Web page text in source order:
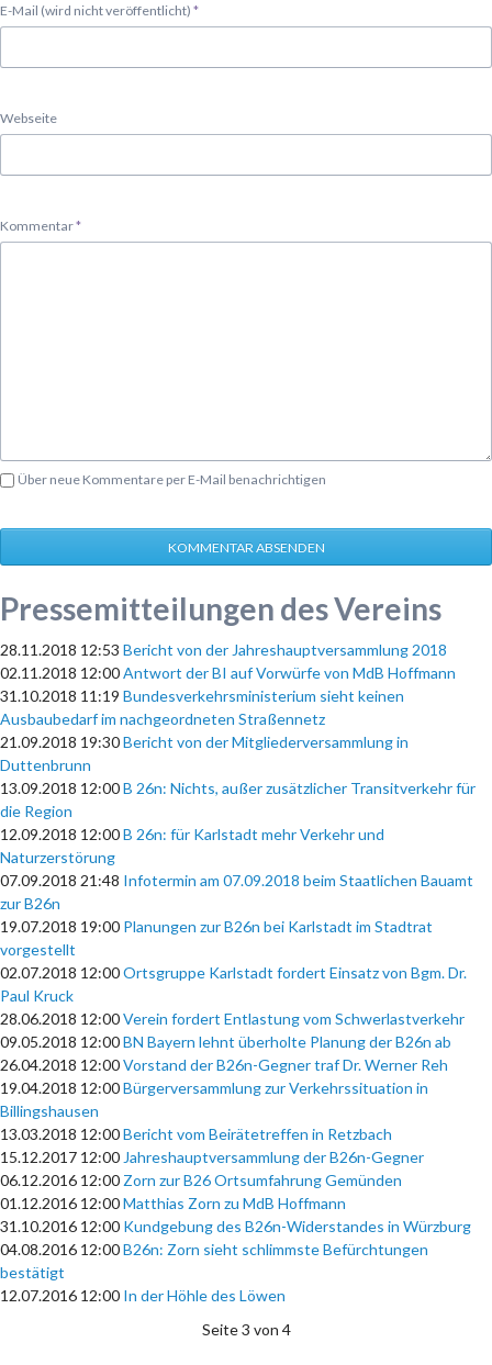
Pflichtfeld
E-Mail (wird nicht veröffentlicht) *
Webseite
Pflichtfeld
Kommentar*
Über neue Kommentare per E-Mail benachrichtigen
KOMMENTAR ABSENDEN
Pressemitteilungen des Vereins
28.11.2018 12:53 Bericht von der Jahreshauptversammlung 2018
02.11.2018 12:00Antwort der BI auf Vorwürfe von MdB Hoffmann
31.10.2018 11:19 Bundesverkehrsministerium sieht keinen
Ausbaubedarf im nachgeordneten Straßennetz
21.09.2018 19:30Bericht von der Mitgliederversammlung in
Duttenbrunn
13.09.2018 12:00B 26n: Nichts, außer zusätzlicher Transitverkehr für
die Region
12.09.2018 12:00B 26n: für Karlstadt mehr Verkehr und
Naturzerstörung
07.09.2018 21:48 Infotermin am 07.09.2018 beim Staatlichen Bauamt
zur B26n
19.07.2018 19:00 Planungen zur B26n bei Karlstadt im Stadtrat
vorgestellt
02.07.2018 12:00Ortsgruppe Karlstadt fordert Einsatz von Bgm. Dr.
Paul Kruck
28.06.2018 12:00Verein fordert Entlastung vom Schwerlastverkehr
09.05.2018 12:00BN Bayern lehnt überholte Planung der B26n ab
26.04.2018 12:00Vorstand der B26n-Gegner traf Dr. Werner Reh
19.04.2018 12:00Bürgerversammlung zur Verkehrssituation in
Billingshausen
13.03.2018 12:00Bericht vom Beirätetreffen in Retzbach
15.12.2017 12:00 Jahreshauptversammlung der B26n-Gegner
06.12.2016 12:00 Zorn zur B26 Ortsumfahrung Gemünden
01.12.2016 12:00Matthias Zorn zu MdB Hoffmann
31.10.2016 12:00 Kundgebung des B26n-Widerstandes in Würzburg
04.08.2016 12:00B26n: Zorn sieht schlimmste Befürchtungen
bestätigt
12.07.2016 12:00 In der Höhle des Löwen
Seite 3 von 4